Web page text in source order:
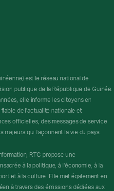
est le réseau national de
publique de la République de Guinée.
elle informe les citoyens en
de l'actualité nationale et
officielles, des messages de service
majeurs qui façonnent la vie du pays.
RTG propose une
à la politique, à l'économie, à la
et à la culture. Elle met également en
à travers des émissions dédiées aux